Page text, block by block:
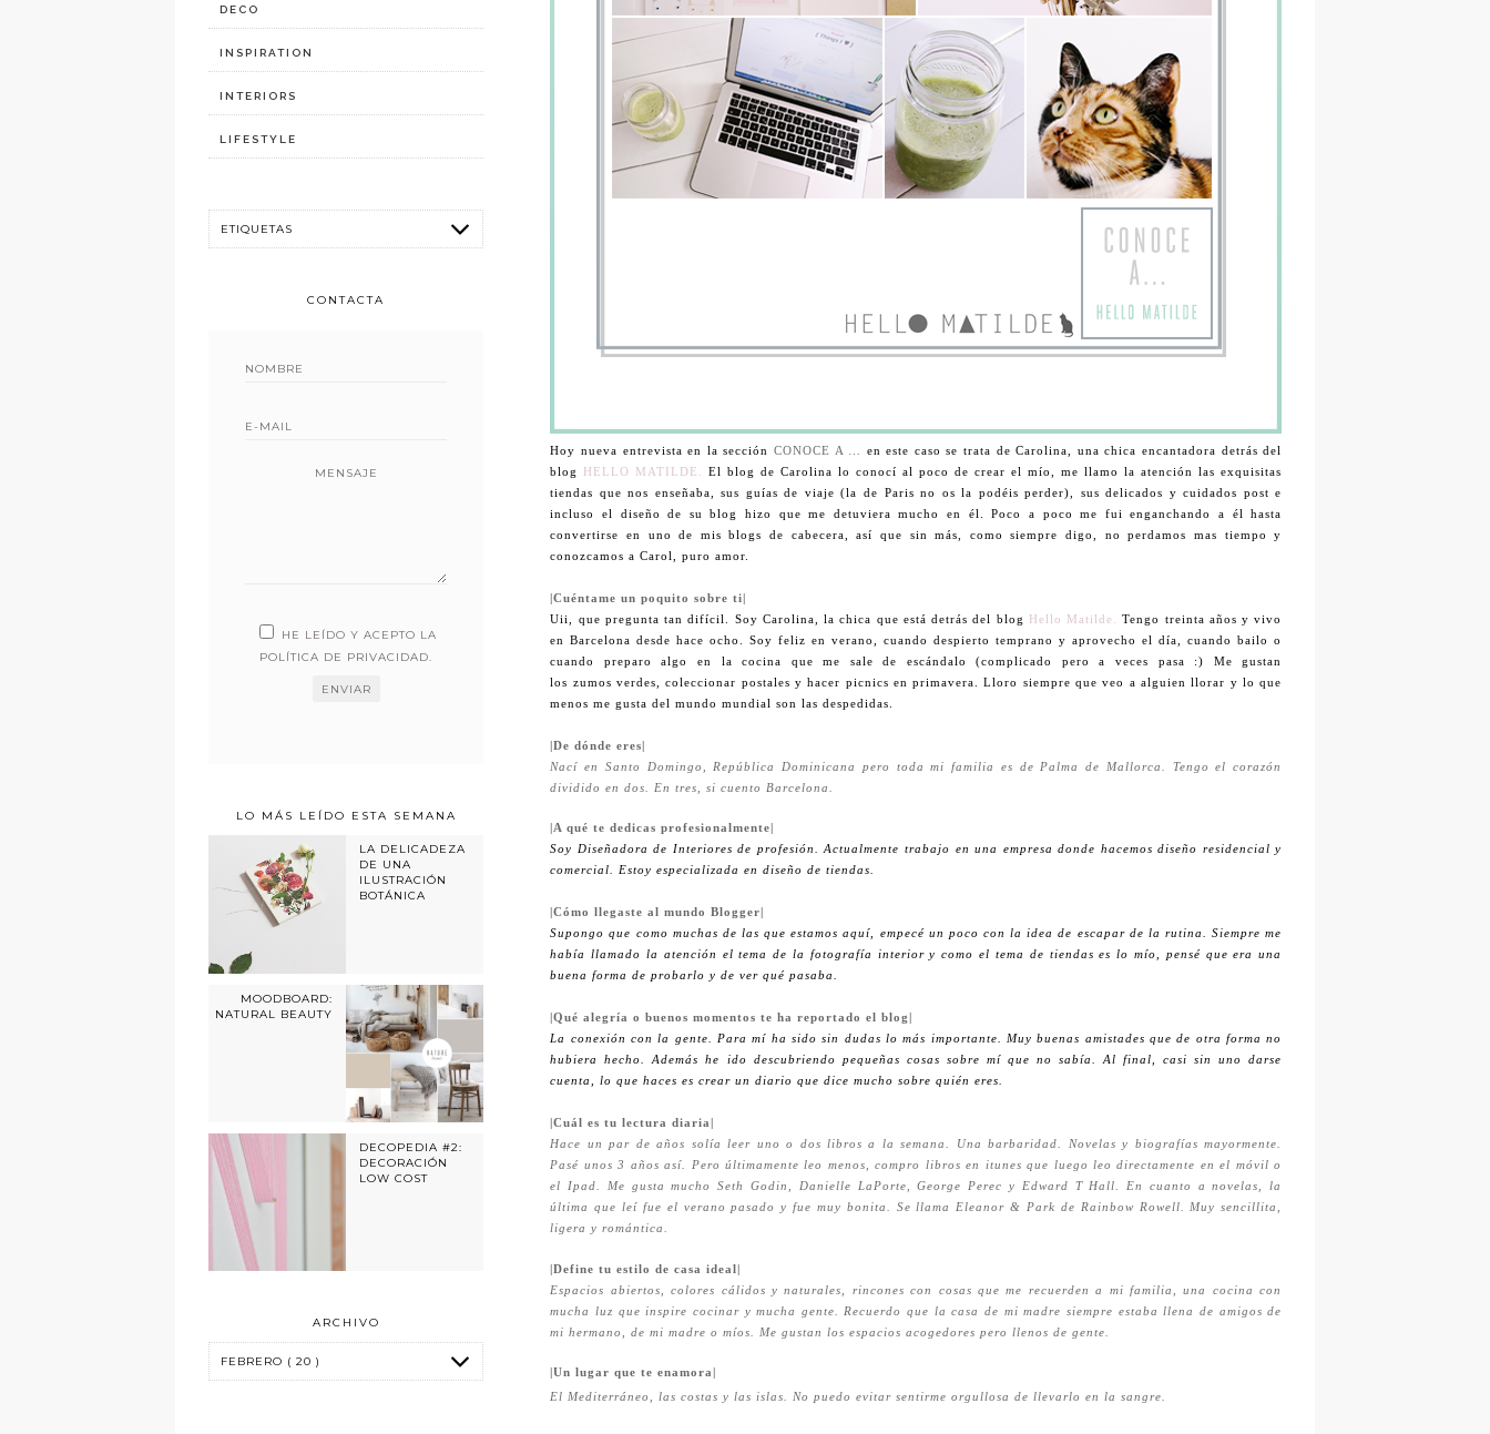
Hoy nueva entrevista en la sección CONOCE A …
en este caso se trata de Carolina, una chica encantadora detrás del
blog
HELLO MATILDE.
El blog de Carolina lo conocí al poco de crear el mío, me llamo la atención las exquisitas
tiendas que nos enseñaba, sus guías de viaje (la de Paris no os la podéis perder), sus delicados y cuidados post e
incluso el diseño de su blog hizo que me detuviera mucho en él. Poco a poco me fui enganchando a él hasta
convertirse en uno de mis blogs de cabecera, así que sin más, como siempre digo, no perdamos mas tiempo y
conozcamos a Carol, puro amor.
|Cuéntame un poquito sobre ti|
Uii, que pregunta tan difícil. Soy Carolina, la chica que está detrás del blog
Hello Matilde.
Tengo treinta años y vivo
en Barcelona desde hace ocho. Soy feliz en verano, cuando despierto temprano y aprovecho el día, cuando bailo o
cuando preparo algo en la cocina que me sale de escándalo (complicado pero a veces pasa :) Me gustan
los zumos verdes, coleccionar postales y hacer picnics en primavera. Lloro siempre que veo a alguien llorar y lo que
menos me gusta del mundo mundial son las despedidas.
|De dónde eres|
Nací en Santo Domingo, República Dominicana pero toda mi familia es de Palma de Mallorca. Tengo el corazón
dividido en dos. En tres, si cuento Barcelona.
|A qué te dedicas profesionalmente|
Soy Diseñadora de Interiores de profesión. Actualmente trabajo en una empresa donde hacemos diseño residencial y
comercial. Estoy especializada en diseño de tiendas.
|Cómo llegaste al mundo Blogger|
Supongo que como muchas de las que estamos aquí, empecé un poco con la idea de escapar de la rutina. Siempre me
había llamado la atención el tema de la fotografía interior y como el tema de tiendas es lo mío, pensé que era una
buena forma de probarlo y de ver qué pasaba.
|Qué alegría o buenos momentos te ha reportado el blog|
La conexión con la gente. Para mí ha sido sin dudas lo más importante. Muy buenas amistades que de otra forma no
hubiera hecho. Además he ido descubriendo pequeñas cosas sobre mí que no sabía. Al final, casi sin uno darse
cuenta, lo que haces es crear un diario que dice mucho sobre quién eres.
|Cuál es tu lectura diaria|
Hace un par de años solía leer uno o dos libros a la semana. Una barbaridad. Novelas y biografías mayormente.
Pasé unos 3 años así. Pero últimamente leo menos, compro libros en itunes que luego leo directamente en el móvil o
el Ipad. Me gusta mucho Seth Godin, Danielle LaPorte, George Perec y Edward T Hall. En cuanto a novelas, la
última que leí fue el verano pasado y fue muy bonita. Se llama Eleanor & Park de Rainbow Rowell. Muy sencillita,
ligera y romántica.
|Define tu estilo de casa ideal|
Espacios abiertos, colores cálidos y naturales, rincones con cosas que me recuerden a mi familia, una cocina con
mucha luz que inspire cocinar y mucha gente. Recuerdo que la casa de mi madre siempre estaba llena de amigos de
mi hermano, de mi madre o míos. Me gustan los espacios acogedores pero llenos de gente.
|Un lugar que te enamora|
El Mediterráneo, las costas y las islas. No puedo evitar sentirme orgullosa de llevarlo en la sangre.
DECO
INSPIRATION
INTERIORS
LIFESTYLE
CONTACTA
MENSAJE
HE LEÍDO Y ACEPTO LA
POLÍTICA DE PRIVACIDAD.
LO MÁS LEÍDO ESTA SEMANA
LA DELICADEZA
DE UNA
ILUSTRACIÓN
BOTÁNICA
MOODBOARD:
NATURAL BEAUTY
DECOPEDIA #2:
DECORACIÓN
LOW COST
ARCHIVO